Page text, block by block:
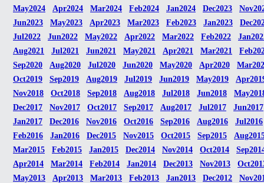
May2024
Apr2024 Mar2024 Feb2024 Jan2024 Dec2023
Jun2023
May2023 Apr2023 Mar2023 Feb2023 Jan2023
Jul2022
Jun2022 May2022 Apr2022 Mar2022 Feb2022
Aug2021
Jul2021 Jun2021 May2021 Apr2021 Mar2021
Sep2020
Aug2020 Jul2020 Jun2020 May2020 Apr2020
Oct2019
Sep2019 Aug2019 Jul2019 Jun2019 May2019
Nov2018
Oct2018 Sep2018 Aug2018 Jul2018 Jun2018
Dec2017
Nov2017 Oct2017 Sep2017 Aug2017 Jul2017
Jun2017
Jan2017
Dec2016 Nov2016 Oct2016 Sep2016 Aug2016
Jul2016
Feb2016
Jan2016 Dec2015 Nov2015 Oct2015 Sep2015
Mar2015
Feb2015 Jan2015 Dec2014 Nov2014 Oct2014
Apr2014
Mar2014 Feb2014 Jan2014 Dec2013 Nov2013
May2013
Apr2013 Mar2013 Feb2013 Jan2013 Dec2012